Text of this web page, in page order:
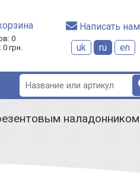
0
0грн.
Написать нам
uk
ru en
наладонником